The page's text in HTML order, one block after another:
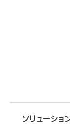
ソリューショ